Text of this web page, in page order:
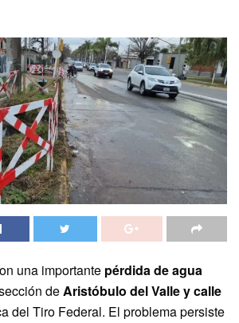
una importante pérdida de agua
deAristóbulo del Valle y calle
del Tiro Federal. El problema persiste